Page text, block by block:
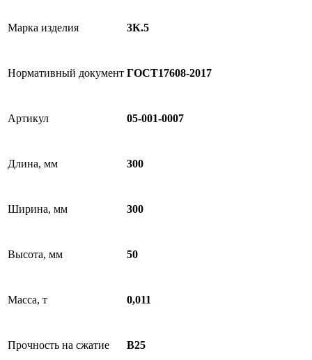
Марка изделия 3К.5
Нормативный документ ГОСТ17608-2017
Артикул 05-001-0007
Длина, мм 300
Ширина, мм 300
Высота, мм 50
Масса, т 0,011
Прочность на сжатие B25